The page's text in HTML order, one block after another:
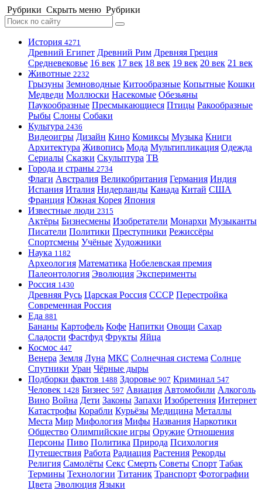
Рубрики Скрыть меню Рубрики
История 4271
Древний Египет Древний Рим Древняя Греция
Средневековье 16 век 17 век 18 век 19 век 20 век 21 век
Животные 2232
Грызуны Земноводные Китообразные Копытные Кошки
Медведи Моллюски Насекомые Обезьяны
Паукообразные Пресмыкающиеся Птицы Ракообразные
Рыбы Слоны Собаки
Культура 2436
Видеоигры Дизайн Кино Комиксы Музыка Книги
Архитектура Живопись Мода Мультипликация Одежда
Сериалы Сказки Скульптура ТВ
Города и страны 2734
Флаги Австралия Великобритания Германия Индия
Испания Италия Нидерланды Канада Китай США
Франция Южная Корея Япония
Известные люди 2315
Актёры Бизнесмены Изобретатели Монархи Музыканты
Писатели Политики Преступники Режиссёры
Спортсмены Учёные Художники
Наука 1182
Археология Математика Нобелевская премия
Палеонтология Эволюция Эксперименты
Россия 1430
Древняя Русь Царская Россия СССР Перестройка
Современная Россия
Еда 881
Бананы Картофель Кофе Напитки Овощи Сахар
Сладости Фастфуд Фрукты Яйца
Космос 447
Венера Земля Луна МКС Солнечная система Солнце
Спутники Уран Чёрные дыры
Подборки фактов 1488 Здоровье 907 Криминал 547
Человек 1428 Бизнес 597 Авиация Автомобили Алкоголь
Вино Война Дети Законы Запахи Изобретения Интернет
Катастрофы Корабли Курьёзы Медицина Металлы
Места Мир Мифология Мифы Названия Наркотики
Общество Олимпийские игры Оружие Отношения
Персоны Пиво Политика Природа Психология
Путешествия Работа Радиация Растения Рекорды
Религия Самолёты Секс Смерть Советы Спорт Табак
Термины Технологии Титаник Транспорт Фотографии
Цвета Эволюция Языки